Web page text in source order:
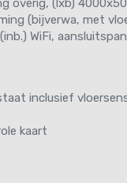
(bijverwa, met
WiFi,
inclusief
kaart